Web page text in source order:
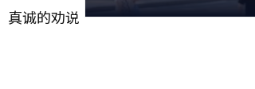
真诚的劝说